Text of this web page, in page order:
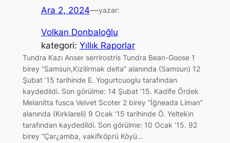
Ara 2, 2024—yazar:
Volkan Donbaloğlu
kategori: Yıllık Raporlar
Tundra Kazı Anser serrirostris Tundra Bean-Goose 1
birey “Samsun,Kizilirmak delta” alanında (Samsun) 12
Şubat ’15 tarihinde E. Yogurtcuoglu tarafından
kaydedildi. Son görülme: 14 Şubat ’15. Kadife Ördek
Melanitta fusca Velvet Scoter 2 birey “İğneada Liman”
alanında (Kırklareli) 9 Ocak ’15 tarihinde Ö. Yelteki̇n
tarafından kaydedildi. Son görülme: 10 Ocak ’15. 92
birey “Çar¿amba, vakifköprü Köyü…